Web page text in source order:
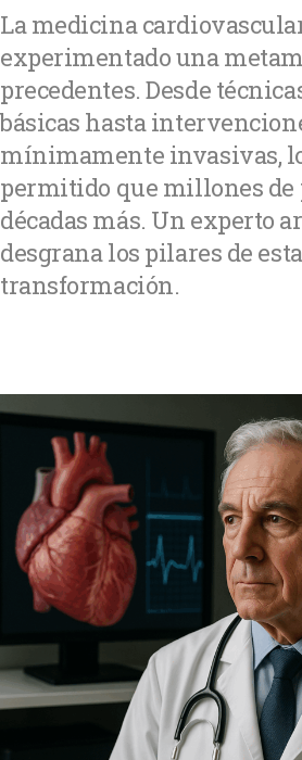
La medicina
experimentado una
precedentes. Desde
básicas hasta
mínimamente invasivas,
permitido que millones de
décadas más. Un experto
desgrana los pilares de esta
transformación.